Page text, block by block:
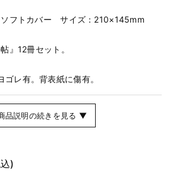
フトカバー サイズ：210×145mm
』12冊セット。
レ有。背表紙に傷有。
品説明の続きを見る ▼
)